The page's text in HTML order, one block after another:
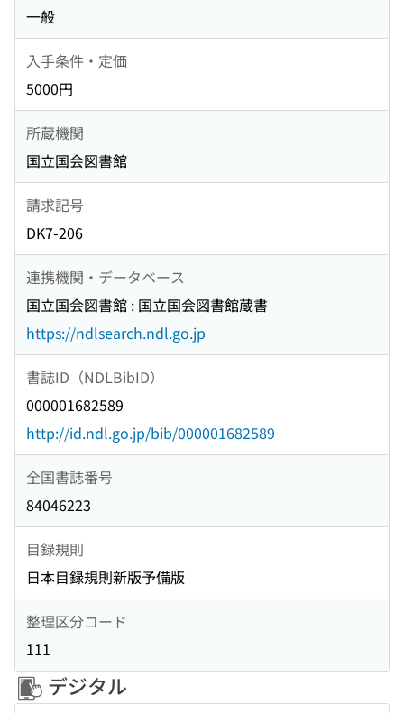
一般
入手条件・定価
5000円
所蔵機関
国立国会図書館
請求記号
DK7-206
連携機関・データベース
国立国会図書館 : 国立国会図書館蔵書
https://ndlsearch.ndl.go.jp
書誌ID（NDLBibID）
000001682589
http://id.ndl.go.jp/bib/000001682589
全国書誌番号
84046223
目録規則
日本目録規則新版予備版
整理区分コード
111
デジタル